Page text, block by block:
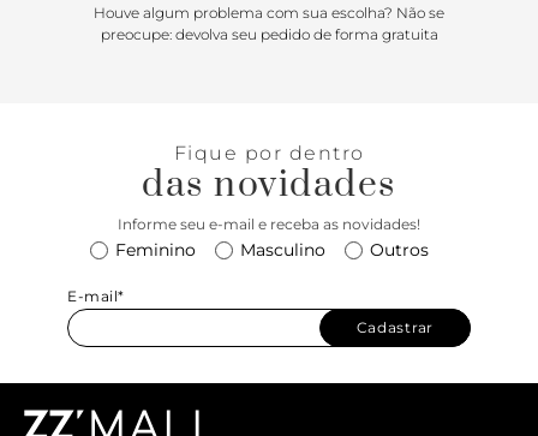
Houve algum problema com sua escolha? Não se
preocupe: devolva seu pedido de forma gratuita
Fique por dentro
das novidades
Informe seu e-mail e receba as novidades!
Feminino Masculino Outros
E-mail*
Cadastrar